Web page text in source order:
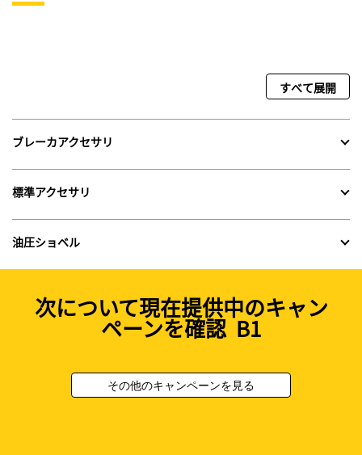
すべて展開
ブレーカアクセサリ
標準アクセサリ
油圧ショベル
次について現在提供中のキャン
ペーンを確認 B1
その他のキャンペーンを見る